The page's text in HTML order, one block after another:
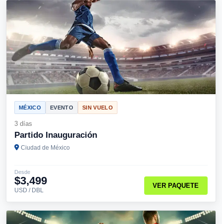
MÉXICO EVENTO SIN VUELO
3 días
Partido Inauguración
Ciudad de México
Desde
$3,499
USD / DBL
VER PAQUETE